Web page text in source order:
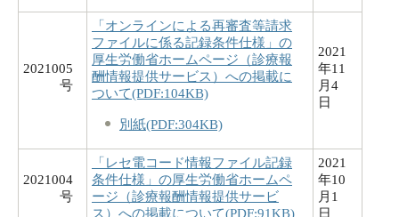
2021005
号
「オンラインによる再審査等請求
ファイルに係る記録条件仕様」の
厚生労働省ホームページ（診療報
酬情報提供サービス）への掲載に
ついて(PDF:104KB)
別紙(PDF:304KB)
2021
年11
月4
日
2021004
号
「レセ電コード情報ファイル記録
条件仕様」の厚生労働省ホームペ
ージ（診療報酬情報提供サービ
ス）への掲載について(PDF:91KB)
2021
年10
月1
日